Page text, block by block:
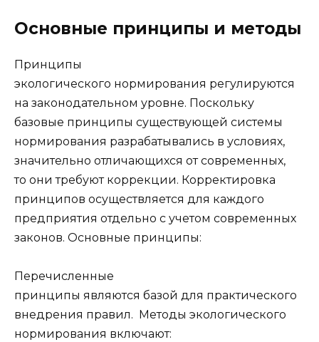
Основные принципы и методы
Принципы
экологического нормирования регулируются
на законодательном уровне. Поскольку
базовые принципы существующей системы
нормирования разрабатывались в условиях,
значительно отличающихся от современных,
то они требуют коррекции. Корректировка
принципов осуществляется для каждого
предприятия отдельно с учетом современных
законов. Основные принципы:
Перечисленные
принципы являются базой для практического
внедрения правил. Методы экологического
нормирования включают: